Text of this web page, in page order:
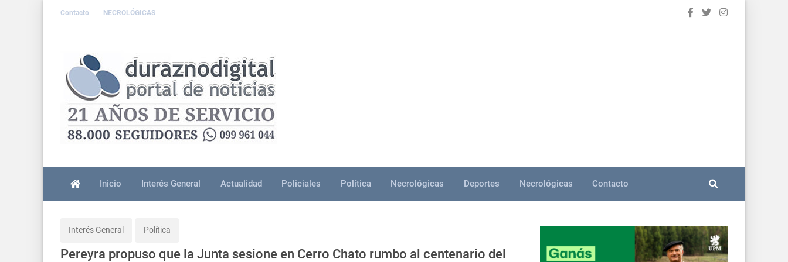
Contacto NECROLÓGICAS
Inicio Interés General Actualidad Policiales Política Necrológicas Deportes Necrológicas Contacto
Interés General Política
Pereyra propuso que la Junta sesione en Cerro Chato rumbo al centenario del